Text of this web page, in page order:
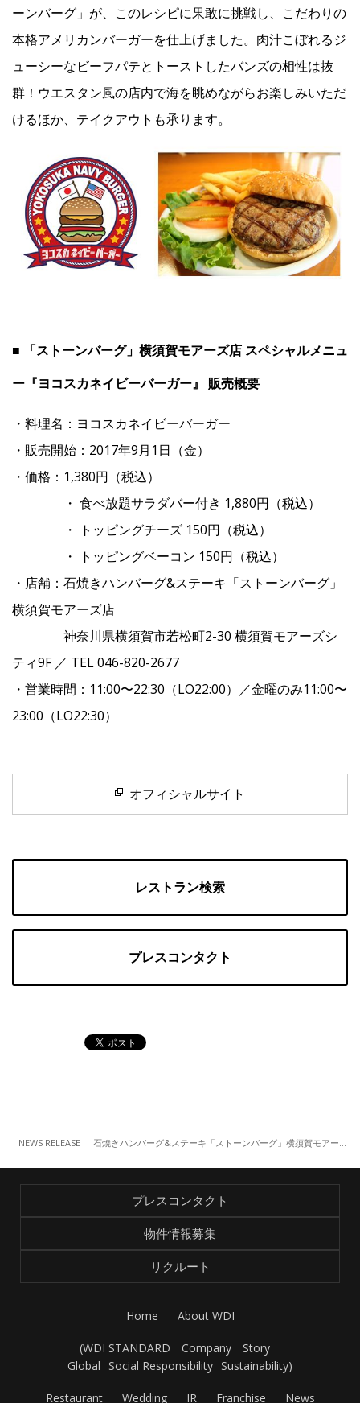
Facebook
ーンバーグ」が、このレシピに果敢に挑戦し、こだわりの
本格アメリカンバーガーを仕上げました。肉汁こぼれるジ
ューシーなビーフパテとトーストしたバンズの相性は抜
群！ウエスタン風の店内で海を眺めながらお楽しみいただ
けるほか、テイクアウトも承ります。
■ 「ストーンバーグ」横須賀モアーズ店 スペシャルメニュ
ー『ヨコスカネイビーバーガー』 販売概要
・料理名：ヨコスカネイビーバーガー
・販売開始：2017年9月1日（金）
・価格：1,380円（税込）
・ 食べ放題サラダバー付き 1,880円（税込）
・ トッピングチーズ 150円（税込）
・ トッピングベーコン 150円（税込）
・店舗：石焼きハンバーグ&ステーキ「ストーンバーグ」
横須賀モアーズ店
神奈川県横須賀市若松町2-30 横須賀モアーズシ
ティ9F ／ TEL 046-820-2677
・営業時間：11:00〜22:30（LO22:00）／金曜のみ11:00〜
23:00（LO22:30）
オフィシャルサイト
レストラン検索
プレスコンタクト
NEWS RELEASE 石焼きハンバーグ&ステーキ「ストーンバーグ」横須賀モアーズ店『ヨコスカネイビーバーガー』 （9/1～）
プレスコンタクト
物件情報募集
リクルート
Home About WDI
(WDI STANDARD Company
Story
Global Social Responsibility Sustainability)
Restaurant Wedding IR Franchise News